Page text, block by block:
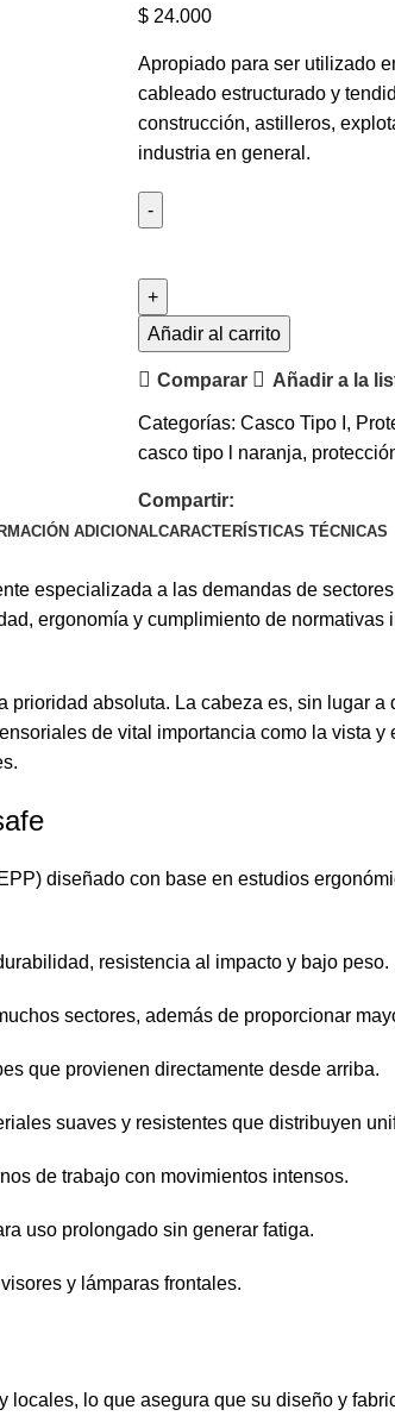
$ 24.000
Apropiado para ser utilizado
cableado estructurado y
construcción, astilleros,
industria en general.
Añadir al carrito
Comparar Añadir a la
Categorías: Casco Tipo I ,
casco tipo l naranja,
Compartir:
ADICIONALCARACTERÍSTICAS TÉCNICAS
especializada a las demandas de
ergonomía y cumplimiento de
absoluta. La cabeza es, sin lugar
de vital importancia como la vista
diseñado con base en estudios
resistencia al impacto y bajo peso.
sectores, además de proporcionar
que provienen directamente desde arriba.
suaves y resistentes que distribuyen
de trabajo con movimientos intensos.
uso prolongado sin generar fatiga.
y lámparas frontales.
lo que asegura que su diseño y